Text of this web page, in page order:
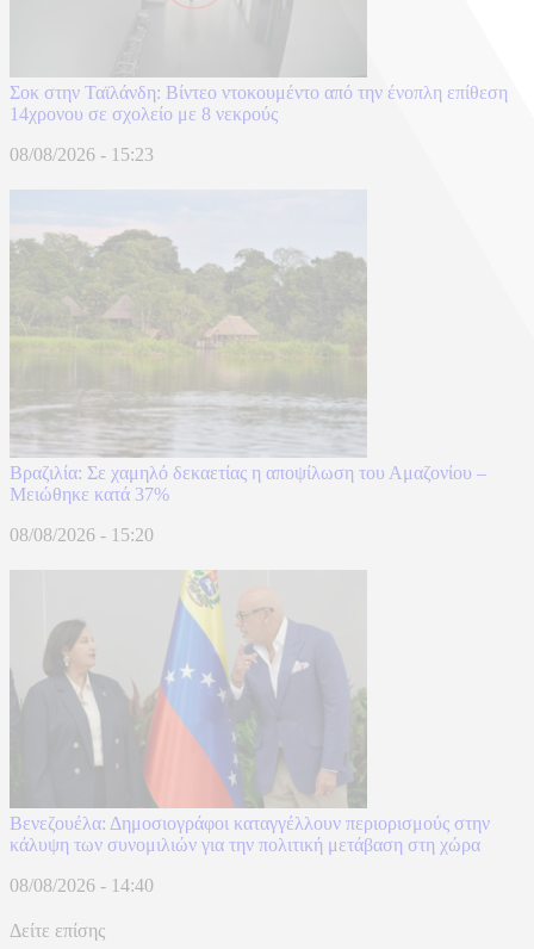
Σοκ στην Ταϊλάνδη: Βίντεο ντοκουμέντο από την ένοπλη επίθεση
14χρονου σε σχολείο με 8 νεκρούς
08/08/2026 - 15:23
Βραζιλία: Σε χαμηλό δεκαετίας η αποψίλωση του Αμαζονίου –
Μειώθηκε κατά 37%
08/08/2026 - 15:20
Βενεζουέλα: Δημοσιογράφοι καταγγέλλουν περιορισμούς στην
κάλυψη των συνομιλιών για την πολιτική μετάβαση στη χώρα
08/08/2026 - 14:40
Δείτε επίσης